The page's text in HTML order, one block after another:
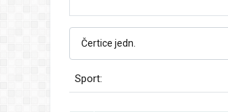
Sport: